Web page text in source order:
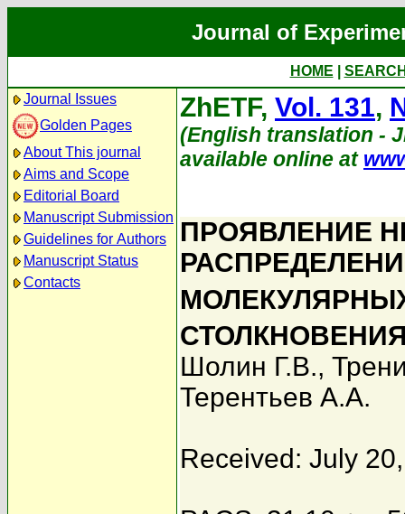
Journal of
HOME
Journal Issues
Golden Pages
About This journal
Aims and Scope
Editorial Board
Manuscript Submission
Guidelines for Authors
Manuscript Status
Contacts
ZhETF, Vol. 131,
(English translation -
available online at
ПРОЯВЛЕНИЕ
Шолин Г.В.,
Терентьев А.А.
Received: July